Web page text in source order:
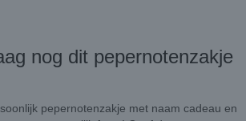
nog dit pepernotenzakje
pepernotenzakje met naam cadeau en